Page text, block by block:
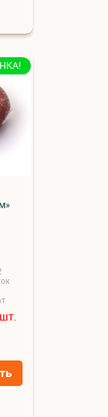
шт.